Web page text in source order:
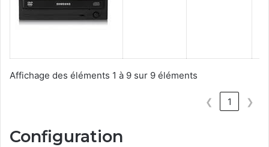
Affichage des éléments 1 à 9 sur 9 éléments
❮ 1 ❯
Configuration